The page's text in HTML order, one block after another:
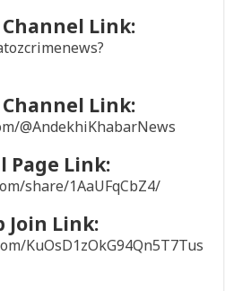
Link:
Link:
@AndekhiKhabarNews
Page Link:
share/1AaUFqCbZ4/
Join Link:
KuOsD1zOkG94Qn5T7Tus